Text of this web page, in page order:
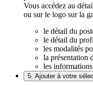
Vous accédez au
ou sur le logo sur la
le détail du
le détail du
les modalités
la présentation
les
5. Ajouter à votre